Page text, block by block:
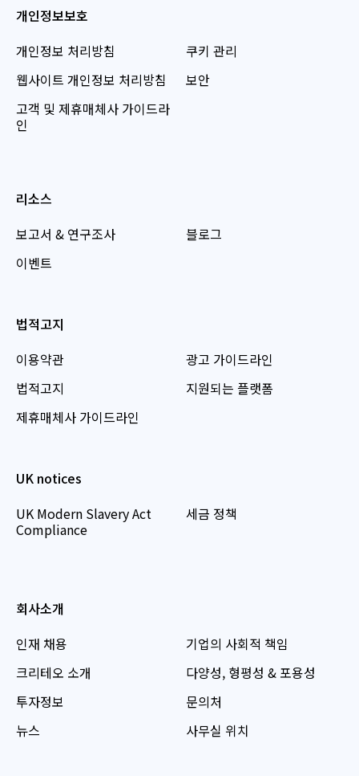
개인정보보호
개인정보 처리방침
웹사이트 개인정보 처리방침
고객 및 제휴매체사 가이드라
인
쿠키 관리
보안
리소스
보고서 & 연구조사
이벤트
블로그
법적고지
이용약관
법적고지
제휴매체사 가이드라인
광고 가이드라인
지원되는 플랫폼
UK notices
UK Modern Slavery Act
Compliance
세금 정책
회사소개
인재 채용
크리테오 소개
투자정보
뉴스
기업의 사회적 책임
다양성, 형평성 & 포용성
문의처
사무실 위치